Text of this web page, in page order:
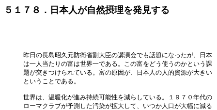
５１７８．日本人が自然摂理を発見する
昨日の長島昭久元防衛省副大臣の講演会でも話題になったが、日本
は一人当たりの富は世界一である。この富をどう使うのかという課
題が突きつけられている。富の原因が、日本人の人的資源が大きい
ということである。
世界は、温暖化が進み持続可能性を減らしている。１９７０年代の
ローマクラブが予測した汚染が拡大して、いつか人口が大幅に減る